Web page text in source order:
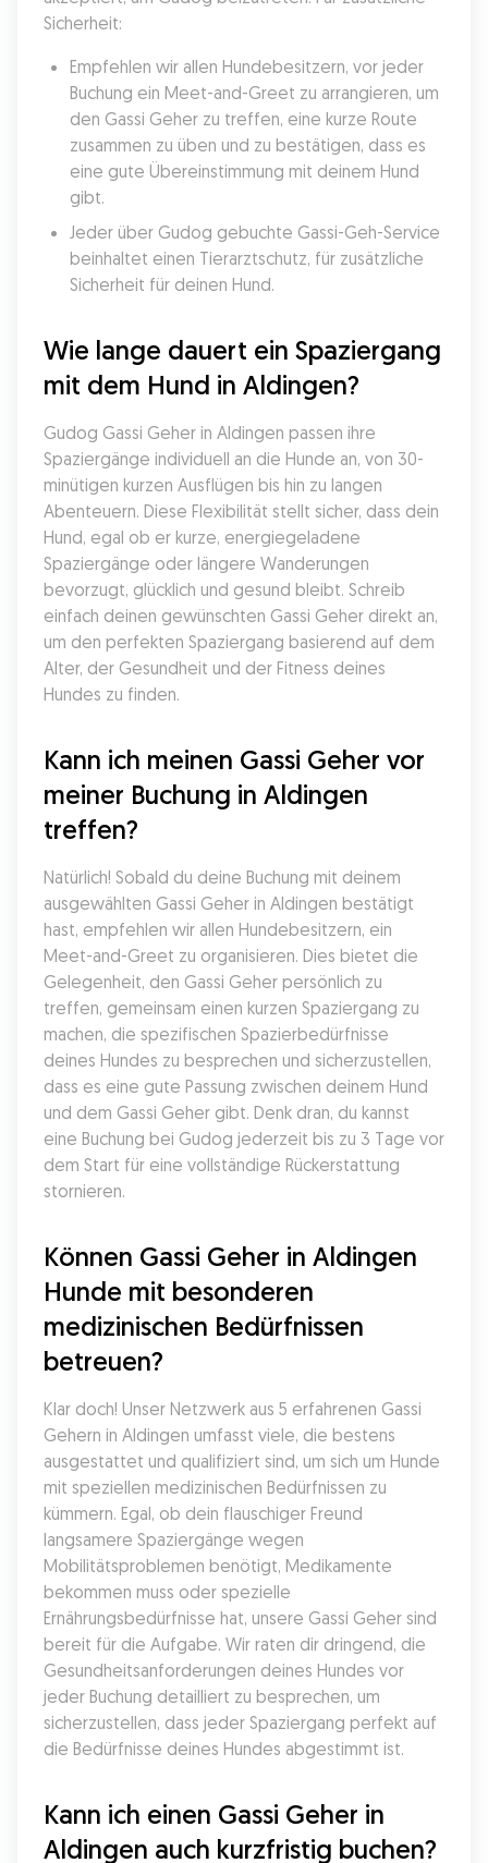
Sicherheit:
Empfehlen wir allen Hundebesitzern, vor jeder
Buchung ein Meet-and-Greet zu arrangieren, um
den Gassi Geher zu treffen, eine kurze Route
zusammen zu üben und zu bestätigen, dass es
eine gute Übereinstimmung mit deinem Hund
gibt.
Jeder über Gudog gebuchte Gassi-Geh-Service
beinhaltet einen Tierarztschutz, für zusätzliche
Sicherheit für deinen Hund.
Wie lange dauert ein Spaziergang
mit dem Hund in Aldingen?
Gudog Gassi Geher in Aldingen passen ihre
Spaziergänge individuell an die Hunde an, von 30-
minütigen kurzen Ausflügen bis hin zu langen
Abenteuern. Diese Flexibilität stellt sicher, dass dein
Hund, egal ob er kurze, energiegeladene
Spaziergänge oder längere Wanderungen
bevorzugt, glücklich und gesund bleibt. Schreib
einfach deinen gewünschten Gassi Geher direkt an,
um den perfekten Spaziergang basierend auf dem
Alter, der Gesundheit und der Fitness deines
Hundes zu finden.
Kann ich meinen Gassi Geher vor
meiner Buchung in Aldingen
treffen?
Natürlich! Sobald du deine Buchung mit deinem
ausgewählten Gassi Geher in Aldingen bestätigt
hast, empfehlen wir allen Hundebesitzern, ein
Meet-and-Greet zu organisieren. Dies bietet die
Gelegenheit, den Gassi Geher persönlich zu
treffen, gemeinsam einen kurzen Spaziergang zu
machen, die spezifischen Spazierbedürfnisse
deines Hundes zu besprechen und sicherzustellen,
dass es eine gute Passung zwischen deinem Hund
und dem Gassi Geher gibt. Denk dran, du kannst
eine Buchung bei Gudog jederzeit bis zu 3 Tage vor
dem Start für eine vollständige Rückerstattung
stornieren.
Können Gassi Geher in Aldingen
Hunde mit besonderen
medizinischen Bedürfnissen
betreuen?
Klar doch! Unser Netzwerk aus 5 erfahrenen Gassi
Gehern in Aldingen umfasst viele, die bestens
ausgestattet und qualifiziert sind, um sich um Hunde
mit speziellen medizinischen Bedürfnissen zu
kümmern. Egal, ob dein flauschiger Freund
langsamere Spaziergänge wegen
Mobilitätsproblemen benötigt, Medikamente
bekommen muss oder spezielle
Ernährungsbedürfnisse hat, unsere Gassi Geher sind
bereit für die Aufgabe. Wir raten dir dringend, die
Gesundheitsanforderungen deines Hundes vor
jeder Buchung detailliert zu besprechen, um
sicherzustellen, dass jeder Spaziergang perfekt auf
die Bedürfnisse deines Hundes abgestimmt ist.
Kann ich einen Gassi Geher in
Aldingen auch kurzfristig buchen?